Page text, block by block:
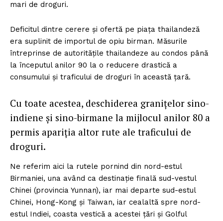
FREEDOM HOUSE ROMÂNIA
PRESShub
Proiecte editoriale
Rețea
Contact
mari de droguri.
Deficitul dintre cerere şi ofertă pe piaţa thailandeză
era suplinit de importul de opiu birman. Măsurile
întreprinse de autorităţile thailandeze au condos până
la începutul anilor 90 la o reducere drastică a
consumului şi traficului de droguri în această ţară.
Cu toate acestea, deschiderea graniţelor sino-
indiene şi sino-birmane la mijlocul anilor 80 a
permis apariţia altor rute ale traficului de
droguri.
Ne referim aici la rutele pornind din nord-estul
Birmaniei, una având ca destinaţie finală sud-vestul
Chinei (provincia Yunnan), iar mai departe sud-estul
Chinei, Hong-Kong şi Taiwan, iar cealaltă spre nord-
estul Indiei, coasta vestică a acestei ţări şi Golful